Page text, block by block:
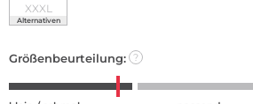
XXXL
Alternativen
Größenbeurteilung: ?